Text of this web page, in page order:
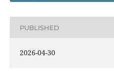
PUBLISHED
2026-04-30